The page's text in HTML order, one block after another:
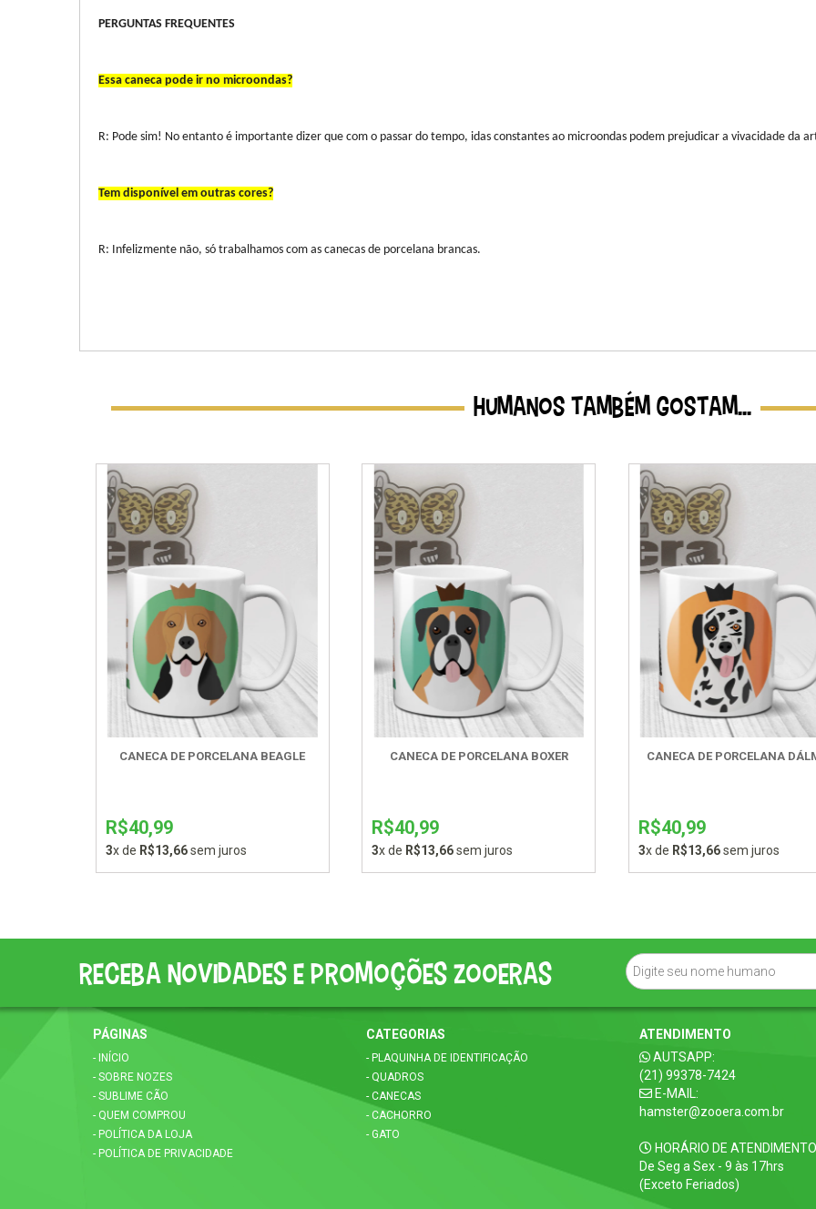
PERGUNTAS FREQUENTES
Essa caneca pode ir no microondas?
R: Pode sim! No entanto é importante dizer que com o passar do tempo, idas constantes ao microondas podem prejudicar a vivacidade da
Tem disponível em outras cores?
R: Infelizmente não, só trabalhamos com as canecas de porcelana brancas.
HUMANOS TAMBÉM GOSTAM...
CANECA DE PORCELANA BEAGLE
R$40,99
3x de R$13,66sem juros
CANECA DE PORCELANA BOXER
R$40,99
3x de R$13,66sem juros
CANECA DE PORCELANA
R$40,99
3x de R$13,66sem juros
Receba novidades e promoções zooeras
PÁGINAS
- INÍCIO
- SOBRE NOZES
- SUBLIME CÃO
- QUEM COMPROU
- POLÍTICA DA LOJA
- POLÍTICA DE PRIVACIDADE
CATEGORIAS
- PLAQUINHA DE IDENTIFICAÇÃO
- QUADROS
- CANECAS
- CACHORRO
- GATO
ATENDIMENTO
AUTSAPP:
(21) 99378-7424
E-MAIL:
hamster@zooera.com.br
HORÁRIO DE
De Seg a Sex - 9 às 17hrs
(Exceto Feriados)